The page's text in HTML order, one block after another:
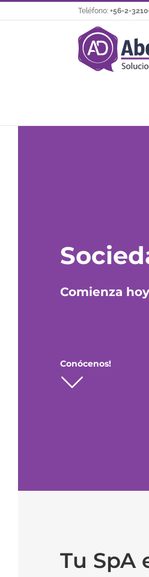
al
Teléfono: +56-2-
Comienza
Conócenos!
Tu SpA